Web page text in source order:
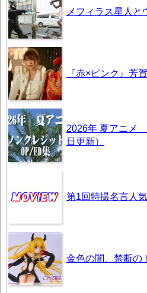
メフィラス星人と
『赤×ピンク』芳
2026年 夏アニメ
日更新）
第1回特撮名言人
金色の闇、禁断の